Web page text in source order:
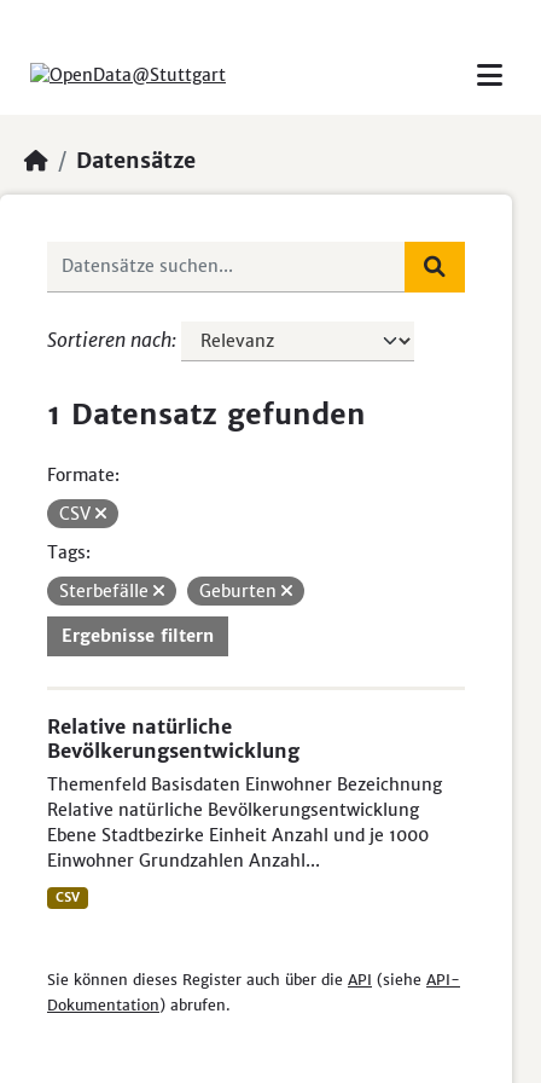
Datensätze
Sortieren nach
1 Datensatz gefunden
Formate:
CSV
Tags:
Sterbefälle
Geburten
Ergebnisse filtern
Relative natürliche
Bevölkerungsentwicklung
Themenfeld Basisdaten Einwohner Bezeichnung
Relative natürliche Bevölkerungsentwicklung
Ebene Stadtbezirke Einheit Anzahl und je 1000
Einwohner Grundzahlen Anzahl...
CSV
Sie können dieses Register auch über die API (siehe API-
Dokumentation) abrufen.